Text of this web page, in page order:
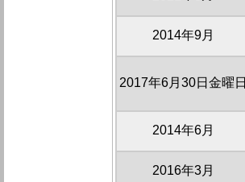
2014年9月
2017年6月30日金曜日
2014年6月
2016年3月